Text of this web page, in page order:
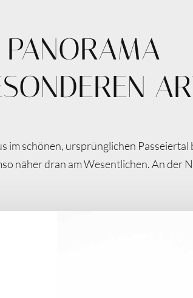
PANORAMA
im schönen, ursprünglichen
näher dran am Wesentlichen. An der